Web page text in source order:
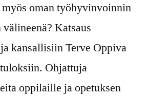
oman työhyvinvoinnin
Katsaus
kansallisiin Terve Oppiva
Ohjattuja
oppilaille ja opetuksen